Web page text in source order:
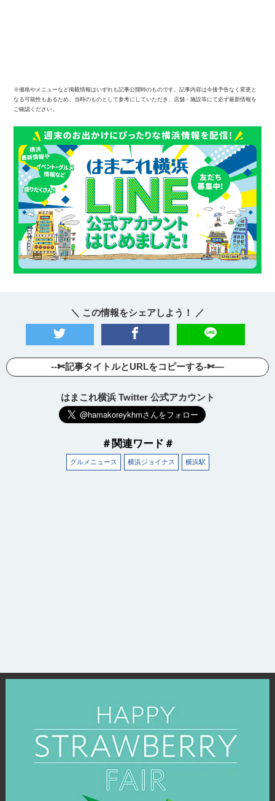
※価格やメニューなど掲載情報はいずれも記事公開時のものです。記事内容は今後予告なく変更と
なる可能性もあるため、当時のものとして参考にしていただき、店舗・施設等にて必ず最新情報を
ご確認ください。
＼ この情報をシェアしよう！ ／
--✄記事タイトルとURLをコピーする-✄—
はまこれ横浜 Twitter 公式アカウント
＃関連ワード＃
グルメニュース 横浜ジョイナス 横浜駅
観光ガイド